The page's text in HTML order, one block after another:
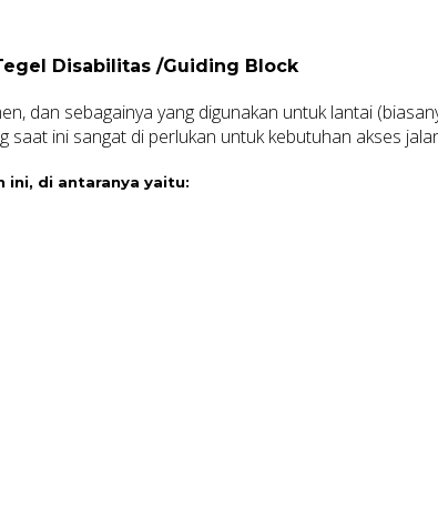
Disabilitas /Guiding Block
dan sebagainya yang digunakan untuk lantai
saat ini sangat di perlukan untuk kebutuhan akses
ini, di antaranya yaitu: